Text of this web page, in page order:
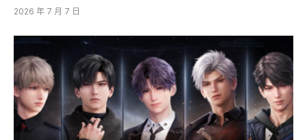
2026 年 7 月 7 日